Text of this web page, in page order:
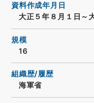
資料作成年月日
大正５年８月１日～
規模
16
組織歴/履歴
海軍省